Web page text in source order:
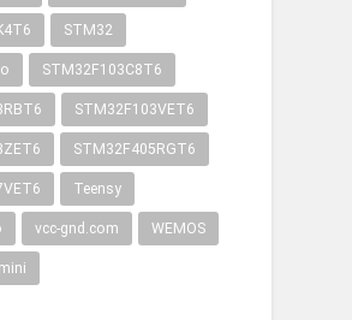
STM32
STM32F103C8T6
STM32F103VET6
STM32F405RGT6
Teensy
vcc-gnd.com WEMOS